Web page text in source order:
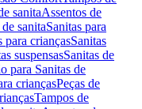
sanitaAssentos de
sanitaSanitas para
para criançasSanitas
suspensasSanitas de
para Sanitas de
criançasPeças de
Tampos de